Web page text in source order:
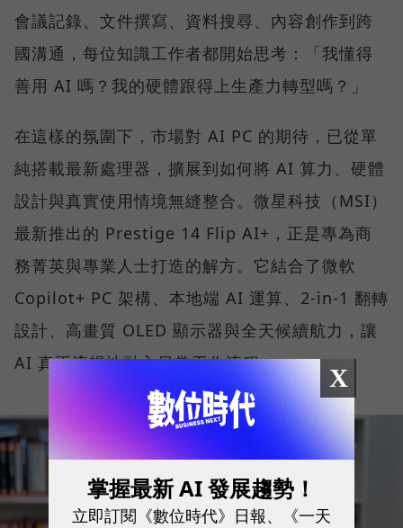
會議記錄、文件撰寫、資料搜尋、內容創作到跨
國溝通，每位知識工作者都開始思考：「我懂得
善用 AI 嗎？我的硬體跟得上生產力轉型嗎？」
在這樣的氛圍下，市場對 AI PC 的期待，已從單
純搭載最新處理器，擴展到如何將 AI 算力、硬體
設計與真實使用情境無縫整合。微星科技（MSI）
最新推出的 Prestige 14 Flip AI+，正是專為商
務菁英與專業人士打造的解方。它結合了微軟
Copilot+ PC 架構、本地端 AI 運算、2-in-1 翻轉
設計、高畫質 OLED 顯示器與全天候續航力，讓
AI 真正流暢地融入日常工作流程。
X
掌握最新 AI 發展趨勢！
立即訂閱《數位時代》日報、《一天